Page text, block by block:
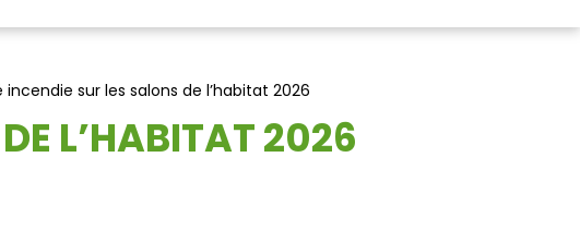
incendie sur les salons de l’habitat 2026
L’HABITAT 2026